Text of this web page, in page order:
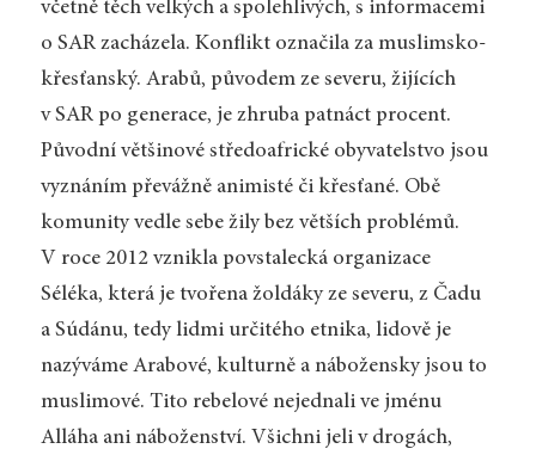
včetně těch velkých a spolehlivých, s informacemi
o SAR zacházela. Konflikt označila za muslimsko-
křesťanský. Arabů, původem ze severu, žijících
v SAR po generace, je zhruba patnáct procent.
Původní většinové středoafrické obyvatelstvo jsou
vyznáním převážně animisté či křesťané. Obě
komunity vedle sebe žily bez větších problémů.
V roce 2012 vznikla povstalecká organizace
Séléka, která je tvořena žoldáky ze severu, z Čadu
a Súdánu, tedy lidmi určitého etnika, lidově je
nazýváme Arabové, kulturně a nábožensky jsou to
muslimové. Tito rebelové nejednali ve jménu
Alláha ani náboženství. Všichni jeli v drogách,